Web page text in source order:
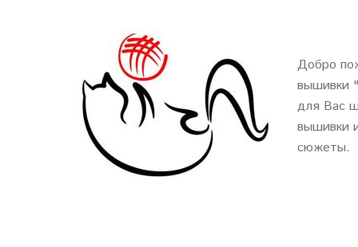
Добро
вышивки "
для Вас
вышивки
сюжеты.